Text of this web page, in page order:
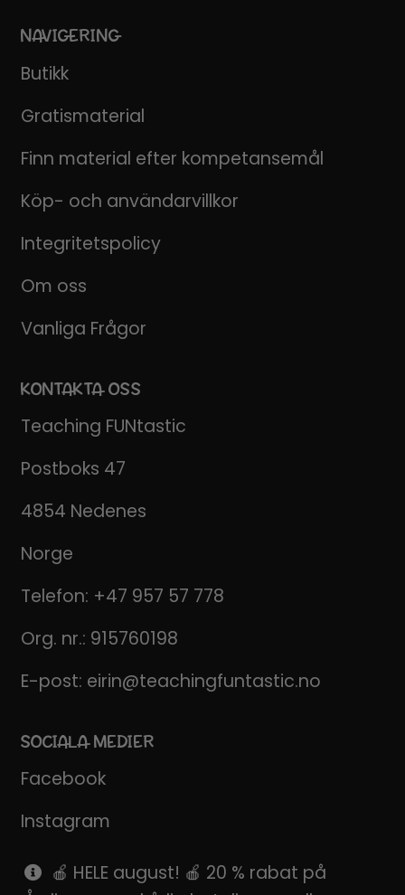
NAVIGERING
Butikk
Gratismaterial
Finn material efter kompetansemål
Köp- och användarvillkor
Integritetspolicy
Om oss
Vanliga Frågor
KONTAKTA OSS
Teaching FUNtastic
Postboks 47
4854 Nedenes
Norge
Telefon: +47 957 57 778
Org. nr.: 915760198
E-post: eirin@teachingfuntastic.no
SOCIALA MEDIER
Facebook
Instagram
Pinterest
🍎 HELE august! 🍎 20 % rabat på